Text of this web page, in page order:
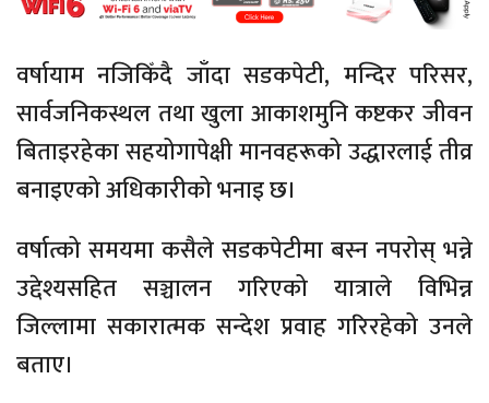
वर्षायाम नजिकिँदै जाँदा सडकपेटी, मन्दिर परिसर,
सार्वजनिकस्थल तथा खुला आकाशमुनि कष्टकर जीवन
बिताइरहेका सहयोगापेक्षी मानवहरूको उद्धारलाई तीव्र
बनाइएको अधिकारीको भनाइ छ।
वर्षात्को समयमा कसैले सडकपेटीमा बस्न नपरोस् भन्ने
उद्देश्यसहित सञ्चालन गरिएको यात्राले विभिन्न
जिल्लामा सकारात्मक सन्देश प्रवाह गरिरहेको उनले
बताए।